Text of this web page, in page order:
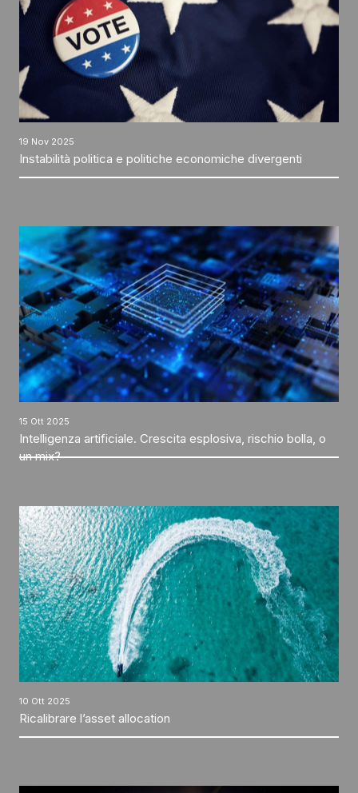
19 Nov 2025
Instabilità politica e politiche economiche divergenti
15 Ott 2025
Intelligenza artificiale. Crescita esplosiva, rischio bolla, o
un mix?
10 Ott 2025
Ricalibrare l’asset allocation